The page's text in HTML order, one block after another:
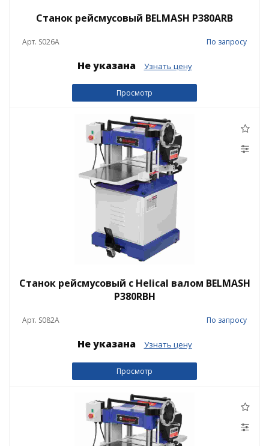
Станок рейсмусовый BELMASH P380АRB
Арт. S026A По запросу
Не указана Узнать цену
Просмотр
Станок рейсмусовый c Helical валом BELMASH
P380RBH
Арт. S082A По запросу
Не указана Узнать цену
Просмотр